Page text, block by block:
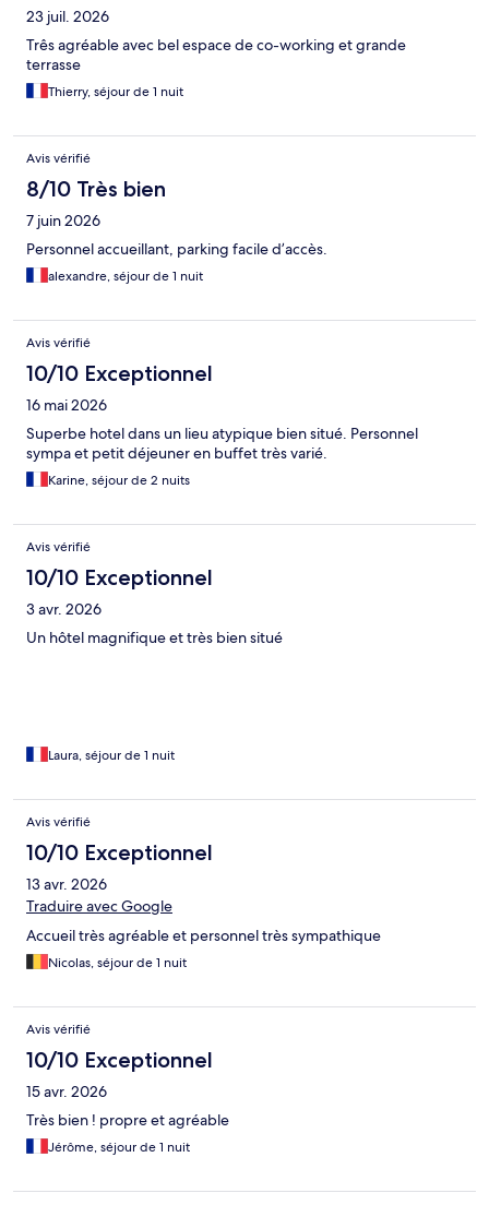
23 juil. 2026
Três agréable avec bel espace de co-working et grande
terrasse
Thierry, séjour de 1 nuit
Avis vérifié
8/10 Très bien
7 juin 2026
Personnel accueillant, parking facile d’accès.
alexandre, séjour de 1 nuit
Avis vérifié
10/10 Exceptionnel
16 mai 2026
Superbe hotel dans un lieu atypique bien situé. Personnel
sympa et petit déjeuner en buffet très varié.
Karine, séjour de 2 nuits
Avis vérifié
10/10 Exceptionnel
3 avr. 2026
Un hôtel magnifique et très bien situé
Laura, séjour de 1 nuit
Avis vérifié
10/10 Exceptionnel
13 avr. 2026
Traduire avec Google
Accueil très agréable et personnel très sympathique
Nicolas, séjour de 1 nuit
Avis vérifié
10/10 Exceptionnel
15 avr. 2026
Très bien ! propre et agréable
Jérôme, séjour de 1 nuit